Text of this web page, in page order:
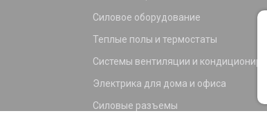
Силовое оборудование
Теплые полы и термостаты
Системы вентиляции и
Электрика для дома и офиса
Силовые разъемы